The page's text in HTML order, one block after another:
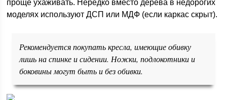
проще ухаживать. Нередко вместо дерева в недорогих
моделях используют ДСП или МДФ (если каркас скрыт).
Рекомендуется покупать кресла, имеющие обивку
лишь на спинке и сидении. Ножки, подлокотники и
боковины могут быть и без обивки.